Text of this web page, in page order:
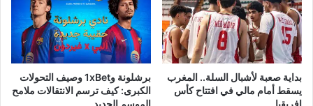
بداية صعبة لأشبال السلة.. المغرب
يسقط أمام مالي في افتتاح كأس
برشلونة و1xBet وصيف التحولات
الكبرى: كيف ترسم الانتقالات ملامح